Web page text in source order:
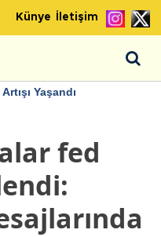
Künye İletişim
Yaşandı
fed